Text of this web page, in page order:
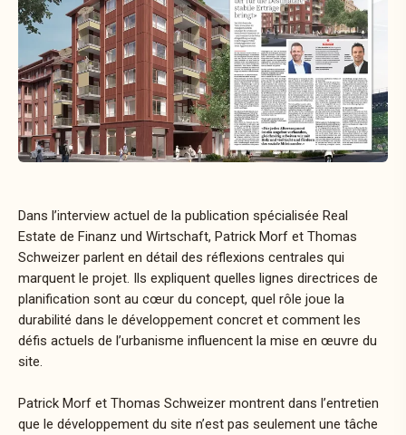
Dans l’interview actuel de la publication spécialisée Real
Estate de Finanz und Wirtschaft, Patrick Morf et Thomas
Schweizer parlent en détail des réflexions centrales qui
marquent le projet. Ils expliquent quelles lignes directrices de
planification sont au cœur du concept, quel rôle joue la
durabilité dans le développement concret et comment les
défis actuels de l’urbanisme influencent la mise en œuvre du
site.
Patrick Morf et Thomas Schweizer montrent dans l’entretien
que le développement du site n’est pas seulement une tâche